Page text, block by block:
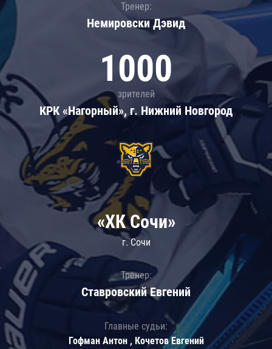
Тренер:
Немировски Дэвид
1000
зрителей
КРК «Нагорный», г. Нижний Новгород
«ХК Сочи»
г. Сочи
Тренер:
Ставровский Евгений
Главные судьи:
Гофман Антон , Кочетов Евгений